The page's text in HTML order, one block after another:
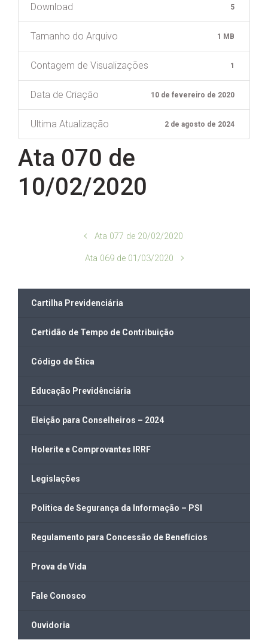
Download 5
Tamanho do Arquivo 1 MB
Contagem de Visualizações 1
Data de Criação 10 de fevereiro de 2020
Ultima Atualização 2 de agosto de 2024
Ata 070 de
10/02/2020
Ata 077 de 20/02/2020
Ata 069 de 01/03/2020
Cartilha Previdenciária
Certidão de Tempo de Contribuição
Código de Ética
Educação Previdênciária
Eleição para Conselheiros – 2024
Holerite e Comprovantes IRRF
Legislações
Politica de Segurança da Informação – PSI
Regulamento para Concessão de Benefícios
Prova de Vida
Fale Conosco
Ouvidoria